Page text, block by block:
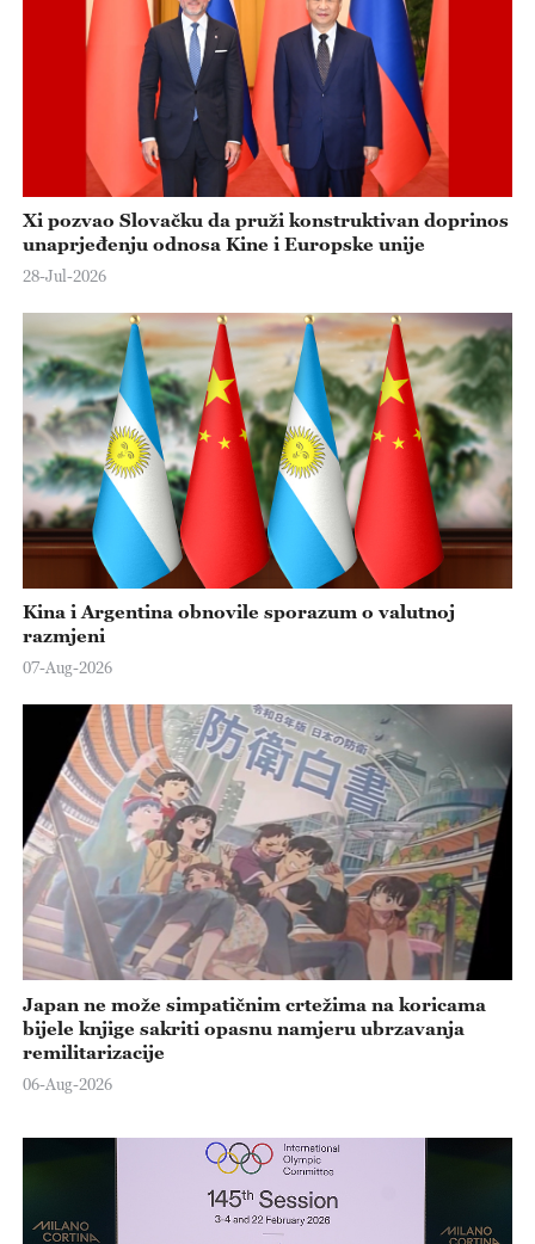
Xi pozvao Slovačku da pruži konstruktivan doprinos
unaprjeđenju odnosa Kine i Europske unije
28-Jul-2026
Kina i Argentina obnovile sporazum o valutnoj
razmjeni
07-Aug-2026
Japan ne može simpatičnim crtežima na koricama
bijele knjige sakriti opasnu namjeru ubrzavanja
remilitarizacije
06-Aug-2026